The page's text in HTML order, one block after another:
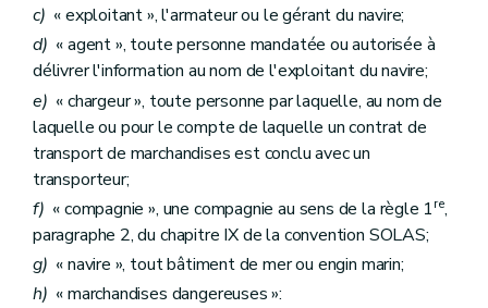
c) « exploitant », l'armateur ou le gérant du navire;
d) « agent », toute personne mandatée ou autorisée à
délivrer l'information au nom de l'exploitant du navire;
e) « chargeur », toute personne par laquelle, au nom de
laquelle ou pour le compte de laquelle un contrat de
transport de marchandises est conclu avec un
transporteur;
f) « compagnie », une compagnie au sens de la règle 1re,
paragraphe 2, du chapitre IX de la convention SOLAS;
g) « navire », tout bâtiment de mer ou engin marin;
h) « marchandises dangereuses »: